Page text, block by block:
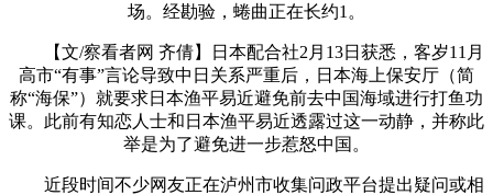
场。经勘验，蜷曲正在长约1。
【文/察看者网 齐倩】日本配合社2月13日获悉，客岁11月
高市“有事”言论导致中日关系严重后，日本海上保安厅（简
称“海保”）就要求日本渔平易近避免前去中国海域进行打鱼功
课。此前有知恋人士和日本渔平易近透露过这一动静，并称此
举是为了避免进一步惹怒中国。
近段时间不少网友正在泸州市收集问政平台提出疑问或相